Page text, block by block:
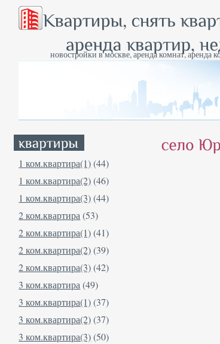
новостройки в москве, аренда комнат, аренда
1 ком.квартира(1)(44)
1 ком.квартира(2)(46)
1 ком.квартира(3)(44)
2 ком.квартира (53)
2 ком.квартира(1)(41)
2 ком.квартира(2)(39)
2 ком.квартира(3)(42)
3 ком.квартира (49)
3 ком.квартира(1)(37)
3 ком.квартира(2)(37)
3 ком.квартира(3)(50)